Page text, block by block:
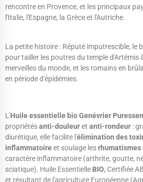
rencontre en Provence, et les principaux
l'Italie, l'Espagne, la Grèce et l'Autriche.
La petite histoire : Réputé imputrescible, le
pour tailler les poutres du temple d'Artémis
merveilles du monde, et les romains en
en période d'épidémies.
L'Huile essentielle bio Genévrier
propriétésanti-douleuret anti-rondeur :
diurétique, elle facilite l'élimination des
inflammatoireet soulage lesrhumatismes
caractère inflammatoire (arthrite, goutte,
sciatique). Huile Essentielle BIO, Certifiée
et résultant de l'agriculture Européenne